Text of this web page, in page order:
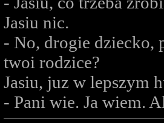
Jasiu nic.
- No, drogie dziecko,
twoi rodzice?
Jasiu, juz w lepszym
- Pani wie. Ja wiem.